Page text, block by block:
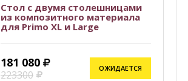
Стол с двумя столешницами
из композитного материала
для Primo XL и Large
181 080
223300
ОЖИДАЕТСЯ